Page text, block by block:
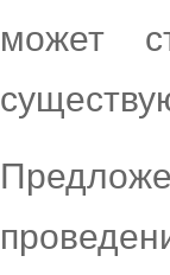
может